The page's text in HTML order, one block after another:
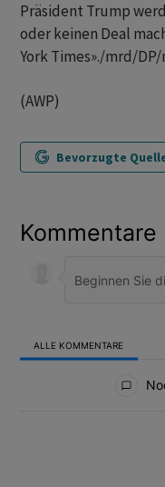
Präsident Trump
oder keinen Deal
York Times»./mrd/
(AWP)
Bevorzugte
Kommentare
ALLE KOMMENTARE